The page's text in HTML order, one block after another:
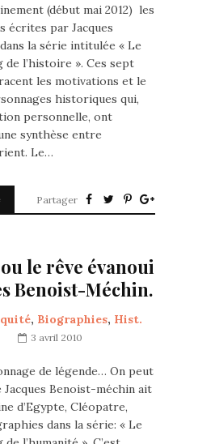
(début mai 2012) les
écrites par Jacques
la série intitulée « Le
l’histoire ». Ces sept
les motivations et le
historiques qui,
personnelle, ont
synthèse entre
Le…
Partager
le rêve évanoui
Benoist-Méchin.
, Biographies, Hist.
3 avril 2010
de légende… On peut
Benoist-méchin ait
d’Egypte, Cléopatre,
dans la série: « Le